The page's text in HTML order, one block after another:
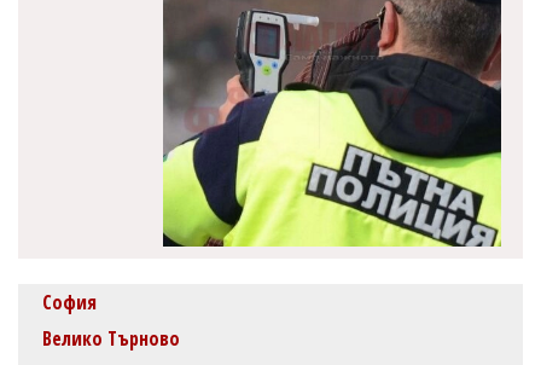
София
Велико Търново